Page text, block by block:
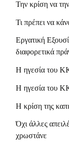
Πάλης
Εργατικό
Τρίαινα"
•Όλες οι
•To Blogspot
Την κρίση να
Τι πρέπει να
Εργατική
διαφορετικά
Η ηγεσία του
Η ηγεσία του
Η κρίση της
Όχι άλλες
χρωστάνε